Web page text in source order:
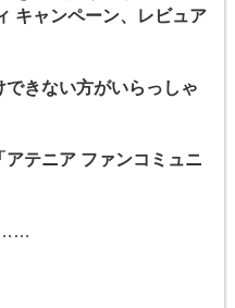
キャンペーン、レビュア
きない方がいらっしゃ
テニア ファンコミュニ